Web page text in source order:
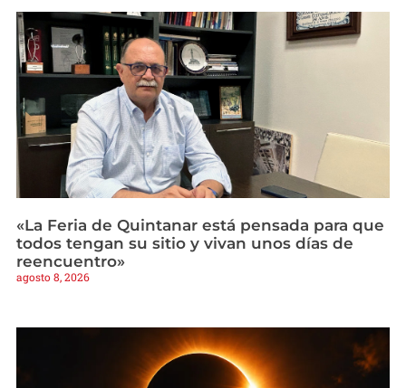
«La Feria de Quintanar está pensada para que
todos tengan su sitio y vivan unos días de
reencuentro»
agosto 8, 2026